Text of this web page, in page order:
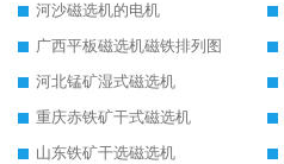
河沙磁选机的电机
广西平板磁选机磁铁排列图
河北锰矿湿式磁选机
重庆赤铁矿干式磁选机
山东铁矿干选磁选机